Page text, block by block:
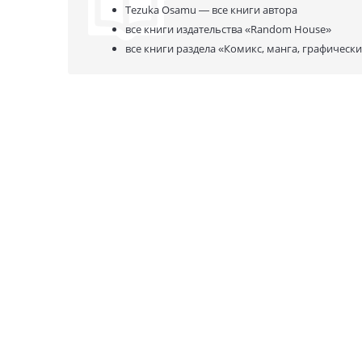
Tezuka Osamu — все книги автора
все книги издательства«Random House»
все книги раздела«Комикс, манга,